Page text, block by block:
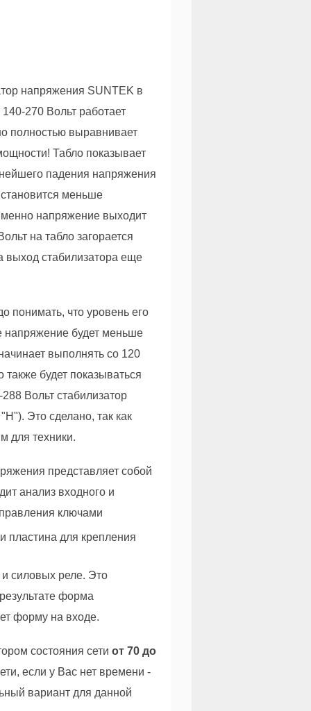
напряжения SUNTEK в
270 Вольт работает
полностью выравнивает
Табло показывает
падения напряжения
меньше
напряжение выходит
на табло загорается
выход стабилизатора еще
понимать, что уровень его
напряжение будет меньше
выполнять со 120
будет показываться
Вольт стабилизатор
Это сделано, так как
для техники.
представляет собой
анализ входного и
ключами
силовых реле. Это
форма
форму на входе.
состояния сети от 70 до
если у Вас нет времени -
вариант для данной